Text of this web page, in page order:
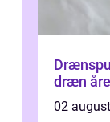
Drænspuling sådan
dræn
02